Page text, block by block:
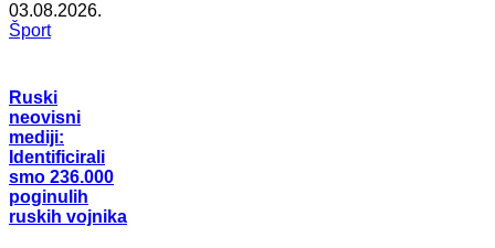
03.08.2026.
Šport
Ruski
neovisni
mediji:
Identificirali
smo 236.000
poginulih
ruskih vojnika